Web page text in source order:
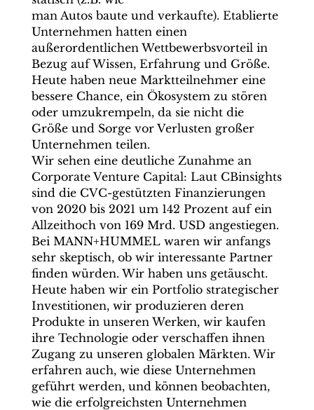
man Autos baute und verkaufte). Etablierte
Unternehmen hatten einen
außerordentlichen Wettbewerbsvorteil in
Bezug auf Wissen, Erfahrung und Größe.
Heute haben neue Marktteilnehmer eine
bessere Chance, ein Ökosystem zu stören
oder umzukrempeln, da sie nicht die
Größe und Sorge vor Verlusten großer
Unternehmen teilen.
Wir sehen eine deutliche Zunahme an
Corporate Venture Capital: Laut CBinsights
sind die CVC-gestützten Finanzierungen
von 2020 bis 2021 um 142 Prozent auf ein
Allzeithoch von 169 Mrd. USD angestiegen.
Bei MANN+HUMMEL waren wir anfangs
sehr skeptisch, ob wir interessante Partner
finden würden. Wir haben uns getäuscht.
Heute haben wir ein Portfolio strategischer
Investitionen, wir produzieren deren
Produkte in unseren Werken, wir kaufen
ihre Technologie oder verschaffen ihnen
Zugang zu unseren globalen Märkten. Wir
erfahren auch, wie diese Unternehmen
geführt werden, und können beobachten,
wie die erfolgreichsten Unternehmen